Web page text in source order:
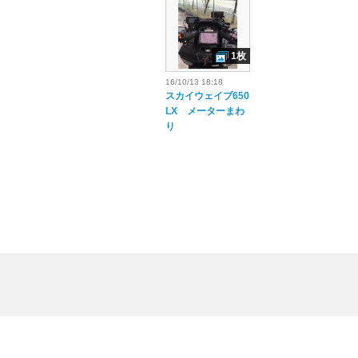
16/10/13 18:18
スカイウェイブ650
LX メーターまわ
り
1枚